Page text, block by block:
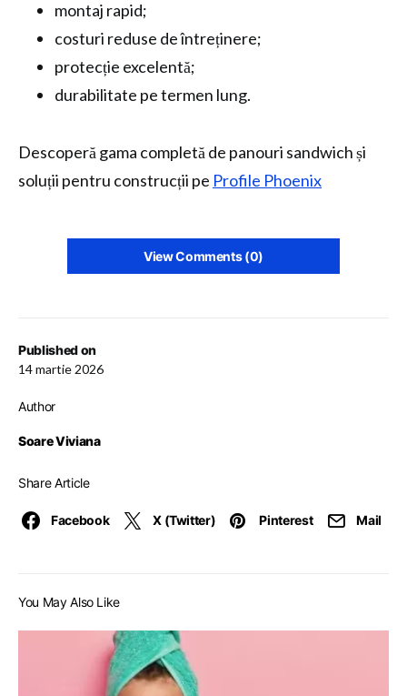
Published on
14 martie 2026
Author
Soare Viviana
Share Article
Facebook X (Twitter) Pinterest Mail
montaj rapid;
costuri reduse de întreținere;
protecție excelentă;
durabilitate pe termen lung.
Descoperă gama completă de panouri sandwich și
soluții pentru construcții pe Profile Phoenix
View Comments (0)
You May Also Like